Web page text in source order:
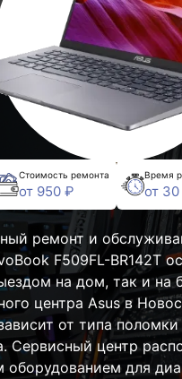
Стоимость ремонта
от 950 ₽
Время
от
ремонт и
F509FL-BR142T
на дом, так и на
центра Asus в
от типа
Сервисный центр
оборудованием для